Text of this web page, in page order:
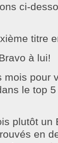
ci-
titre
à lui!
mois pour
le top
plutôt un
en